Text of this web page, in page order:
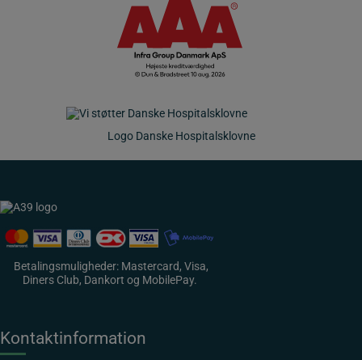
Logo Danske Hospitalsklovne
Betalingsmuligheder: Mastercard, Visa,
Diners Club, Dankort og MobilePay.
Kontaktinformation